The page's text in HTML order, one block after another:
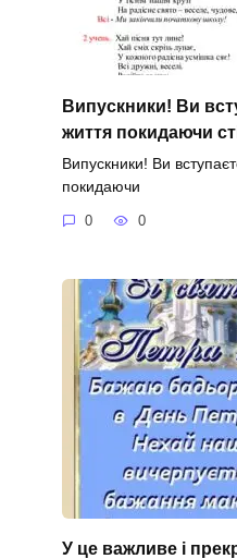
Випускники! Ви
життя покидаючи
Випускники! Ви
покидаючи
0 0
У це важливе і